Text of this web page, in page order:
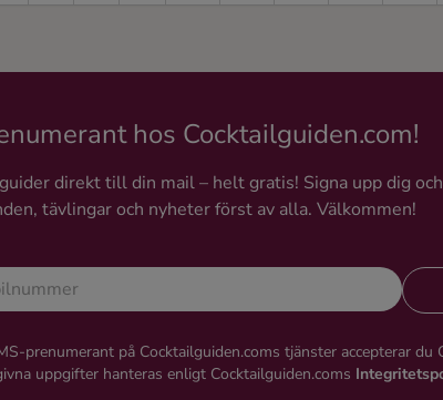
hos Cocktailguiden.com!
direkt till din mail – helt gratis! Signa upp dig
tävlingar och nyheter först av alla. Välkommen!
prenumerant på Cocktailguiden.coms tjänster accepterar du
uppgifter hanteras enligt Cocktailguiden.coms